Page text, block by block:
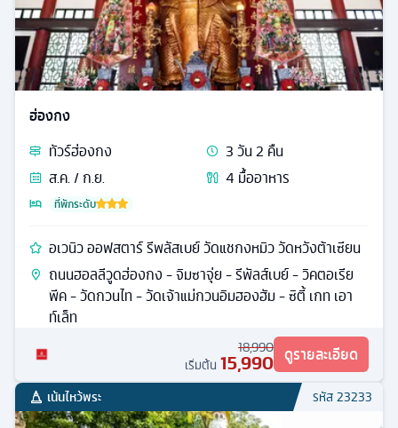
ฮ่องกง
ทัวร์ฮ่องกง 3วัน2 คืน
ส.ค. / ก.ย.
4 มื้ออาหาร
ที่พักระดับ
อเวนิว ออฟสตาร์ รีพลัสเบย์ วัดแชกงหมิว วัดหวังต้าเซียน
ถนนฮอลลีวูดฮ่องกง - จิมซาจุ่ย - รีพัลส์เบย์ - วิคตอเรีย
พีค - วัดกวนไท - วัดเจ้าแม่กวนอิมฮองฮัม - ซิตี้ เกท เอา
ท์เล็ท
18,990
เริ่มต้น 15,990 ดูรายละเอียด
เน้นไหว้พระ รหัส23233